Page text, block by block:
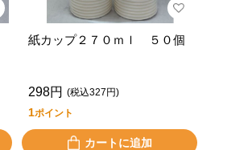
紙カップ２７０ｍｌ ５０個
298円 (税込327円)
1ポイント
カートに追加